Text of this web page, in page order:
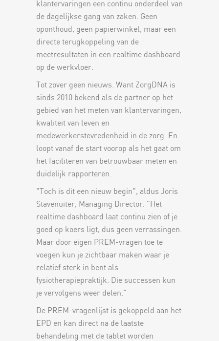
klantervaringen een continu onderdeel van
de dagelijkse gang van zaken. Geen
oponthoud, geen papierwinkel, maar een
directe terugkoppeling van de
meetresultaten in een realtime dashboard
op de werkvloer.
Tot zover geen nieuws. Want ZorgDNA is
sinds 2010 bekend als de partner op het
gebied van het meten van klantervaringen,
kwaliteit van leven en
medewerkerstevredenheid in de zorg. En
loopt vanaf de start voorop als het gaat om
het faciliteren van betrouwbaar meten en
duidelijk rapporteren.
"Toch is dit een nieuw begin", aldus Joris
Stavenuiter, Managing Director. "Het
realtime dashboard laat continu zien of je
goed op koers ligt, dus geen verrassingen.
Maar door eigen PREM-vragen toe te
voegen kun je zichtbaar maken waar je
relatief sterk in bent als
fysiotherapiepraktijk. Die successen kun
je vervolgens weer delen."
De PREM-vragenlijst is gekoppeld aan het
EPD en kan direct na de laatste
behandeling met de tablet worden